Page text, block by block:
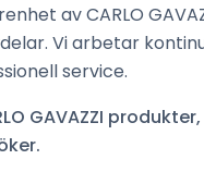
avCARLO
Vi arbetar
service.
GAVAZZI